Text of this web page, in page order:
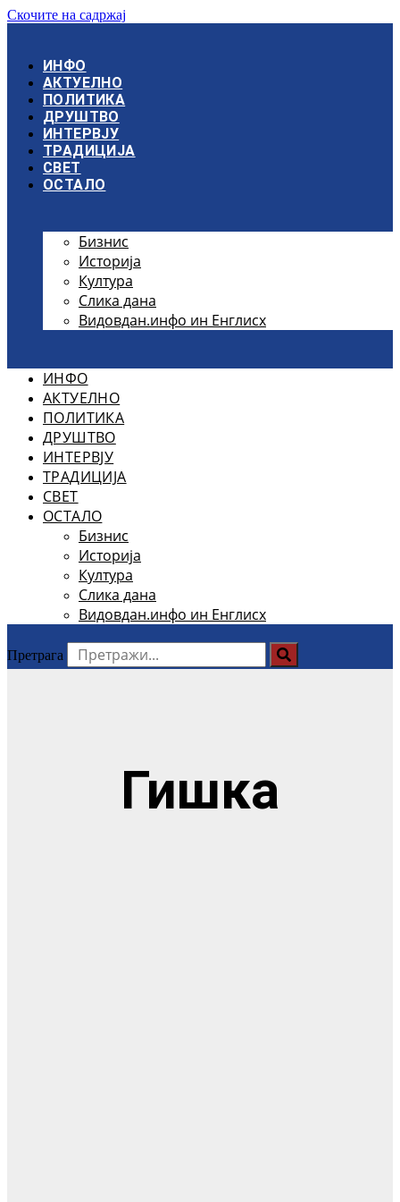
Скочите на садржај
ИНФО
АКТУЕЛНО
ПОЛИТИКА
ДРУШТВО
ИНТЕРВЈУ
ТРАДИЦИЈА
СВЕТ
ОСТАЛО
Бизнис
Историја
Култура
Слика дана
Видовдан.инфо ин Енглисх
ИНФО
АКТУЕЛНО
ПОЛИТИКА
ДРУШТВО
ИНТЕРВЈУ
ТРАДИЦИЈА
СВЕТ
ОСТАЛО
Бизнис
Историја
Култура
Слика дана
Видовдан.инфо ин Енглисх
Претрага
Гишка